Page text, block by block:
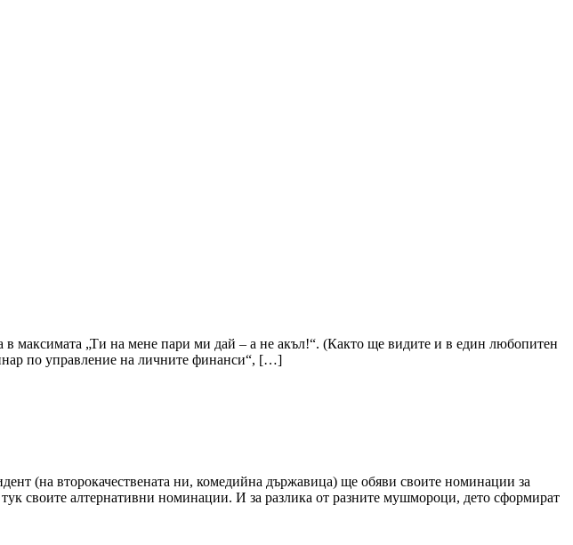
максимата „Ти на мене пари ми дай – а не акъл!“. (Както ще видите и в един любопитен
по управление на личните финанси“, […]
(на второкачествената ни, комедийна държавица) ще обяви своите номинации за
своите алтернативни номинации. И за разлика от разните мушмороци, дето сформират